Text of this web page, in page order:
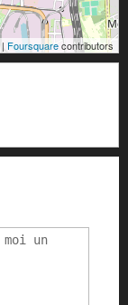
| Foursquarecontributors